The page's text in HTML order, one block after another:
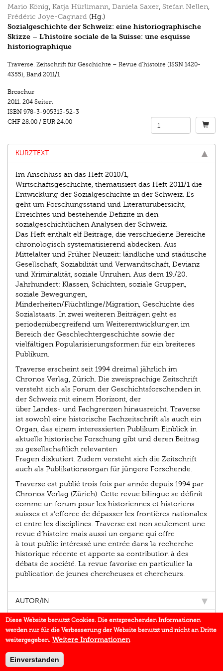
Mario König, Katja Hürlimann, Daniela Saxer, Stefan Nellen,
Frédéric Joye-Cagnard (Hg.)
Sozialgeschichte der Schweiz: eine historiographische
Skizze – L‘histoire sociale de la Suisse: une esquisse
historiographique
Traverse. Zeitschrift für Geschichte – Revue d’histoire (ISSN 1420-
4355), Band 2011/1
Broschur
2011. 204 Seiten
ISBN 978-3-905315-52-3
CHF 28.00 / EUR 24.00
KURZTEXT
Im Anschluss an das Heft 2010/1,
Wirtschaftsgeschichte, thematisiert das Heft 2011/1 die
Entwicklung der Sozialgeschichte in der Schweiz. Es
geht um Forschungsstand und Literaturübersicht,
Erreichtes und bestehende Defizite in den
sozialgeschichtlichen Analysen der Schweiz.
Das Heft enthält elf Beiträge, die verschiedene Bereiche
chronologisch systematisierend abdecken. Aus
Mittelalter und Früher Neuzeit: ländliche und städtische
Gesellschaft, Soziabilität und Verwandtschaft, Devianz
und Kriminalität, soziale Unruhen. Aus dem 19./20.
Jahrhundert: Klassen, Schichten, soziale Gruppen,
soziale Bewegungen,
Minderheiten/Flüchtlinge/Migration, Geschichte des
Sozialstaats. In zwei weiteren Beiträgen geht es
periodenübergreifend um Weiterentwicklungen im
Bereich der Geschlechtergeschichte sowie der
vielfältigen Popularisierungsformen für ein breiteres
Publikum.
Traverse erscheint seit 1994 dreimal jährlich im
Chronos Verlag, Zürich. Die zweisprachige Zeitschrift
versteht sich als Forum der Geschichtsforschenden in
der Schweiz mit einem Horizont, der
über Landes- und Fachgrenzen hinausreicht. Traverse
ist sowohl eine historische Fachzeitschrift als auch ein
Organ, das einem interessierten Publikum Einblick in
aktuelle historische Forschung gibt und deren Beitrag
zu gesellschaftlich relevanten
Fragen diskutiert. Zudem versteht sich die Zeitschrift
auch als Publikationsorgan für jüngere Forschende.
Traverse est publié trois fois par année depuis 1994 par
Chronos Verlag (Zürich). Cette revue bilingue se définit
comme un forum pour les historiennes et historiens
suisses et s’efforce de dépasser les frontières nationales
et entre les disciplines. Traverse est non seulement une
revue d’histoire mais aussi un organe qui offre
à tout public intéressé une entrée dans la recherche
historique récente et apporte sa contribution à des
débats de société. La revue favorise en particulier la
publication de jeunes chercheuses et chercheurs.
AUTOR/IN
EINBLICK
BUCHREIHE
DOWNLOADS
Diese Website benutzt Cookies. Die entsprechenden Informationen
werden nur für die Verbesserung der Website benutzt und nicht an Dritte
weitergegeben. Weitere Informationen
Einverstanden